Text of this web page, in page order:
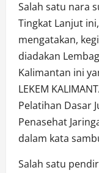
Salah satu nara
Tingkat Lanjut
mengatakan,
diadakan
Kalimantan ini
LEKEM
Pelatihan Dasar
Penasehat
dalam kata
Salah satu